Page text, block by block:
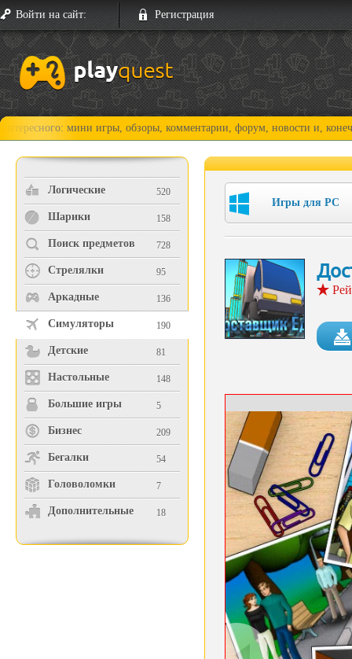
Войти на сайт: Регистрация
мини игры, обзоры, комментарии, форум, новости и, конечно,
Логические 520
Шарики 158
Поиск предметов 728
Стрелялки 95
Аркадные 136
Симуляторы 190
Детские 81
Настольные 148
Большие игры 5
Бизнес 209
Бегалки 54
Головоломки 7
Дополнительные 18
Игры для PC